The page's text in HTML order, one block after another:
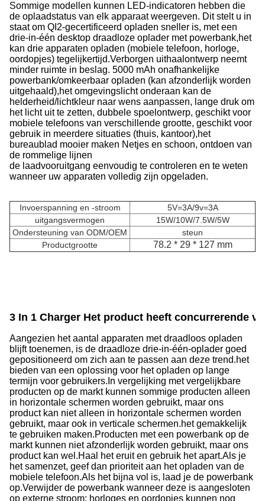
Sommige modellen kunnen LED-indicatoren hebben die
de oplaadstatus van elk apparaat weergeven. Dit stelt u in
staat om QI2-gecertificeerd opladen sneller is, met een
drie-in-één desktop draadloze oplader met powerbank,het
kan drie apparaten opladen (mobiele telefoon, horloge,
oordopjes) tegelijkertijd.Verborgen uithaalontwerp neemt
minder ruimte in beslag. 5000 mAh onafhankelijke
powerbank/omkeerbaar opladen (kan afzonderlijk worden
uitgehaald),het omgevingslicht onderaan kan de
helderheid/lichtkleur naar wens aanpassen, lange druk om
het licht uit te zetten, dubbele spoelontwerp, geschikt voor
mobiele telefoons van verschillende grootte, geschikt voor
gebruik in meerdere situaties (thuis, kantoor),het
bureaublad mooier maken Netjes en schoon, ontdoen van
de rommelige lijnen
de laadvooruitgang eenvoudig te controleren en te weten
wanneer uw apparaten volledig zijn opgeladen.
Invoerspanning en -stroom
5V=3A/9v=3A
uitgangsvermogen
15W/10W/7.5W/5W
Ondersteuning van ODM/OEM
steun
Productgrootte
78.2 * 29 * 127 mm
3 In 1 Charger Het product heeft concurrerende
Aangezien het aantal apparaten met draadloos opladen
blijft toenemen, is de draadloze drie-in-één-oplader goed
gepositioneerd om zich aan te passen aan deze trend.het
bieden van een oplossing voor het opladen op lange
termijn voor gebruikers. In vergelijking met vergelijkbare
producten op de markt kunnen sommige producten alleen
in horizontale schermen worden gebruikt, maar ons
product kan niet alleen in horizontale schermen worden
gebruikt, maar ook in verticale schermen.het gemakkelijk
te gebruiken maken.Producten met een powerbank op de
markt kunnen niet afzonderlijk worden gebruikt, maar ons
product kan wel.Haal het eruit en gebruik het apart.Als je
het samenzet, geef dan prioriteit aan het opladen van de
mobiele telefoon.Als het bijna vol is, laad je de powerbank
op.Verwijder de powerbank wanneer deze is aangesloten
op externe stroom: horloges en oordopjes kunnen nog